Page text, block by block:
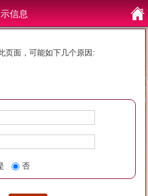
信息
页面，可能如下几个原因:
否